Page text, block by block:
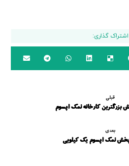
قبلی
بزرگترین کارخانه نمک اپسوم
بعدی
نمک اپسوم یک کیلویی